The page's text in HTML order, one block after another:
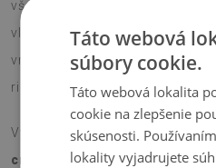
všade prinesie dekoratívny
vlas je príjemný na dotyk a
vrstva na spodnej strane
rizika pošmyknutia.
Vyberte si veľkosť, ktorá vám
cm alebo 90x60 cm– a
Táto webová
súbory cookie.
Táto webová lokalita
cookie na zlepšenie
skúsenosti.
lokality vyjadrujete